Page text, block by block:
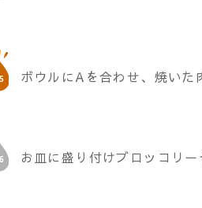
ボウルにAを合わせ、焼いた
お皿に盛り付けブロッコリ